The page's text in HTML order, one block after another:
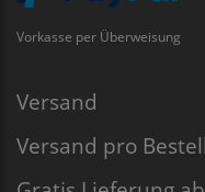
Vorkasse per Überweisung
Versand
Versand pro